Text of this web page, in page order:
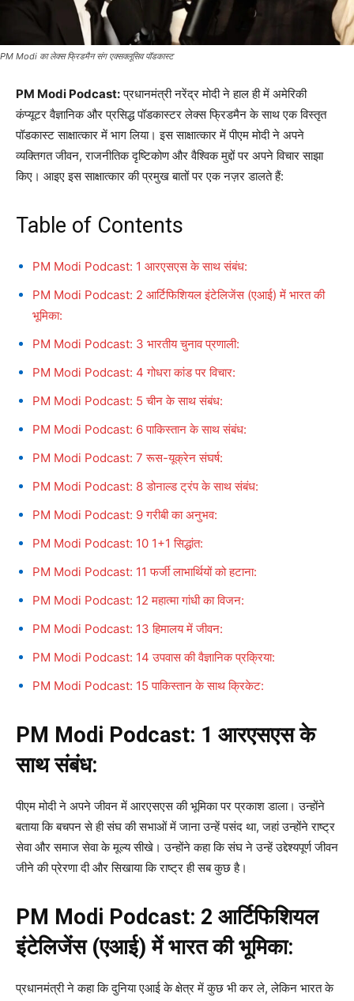
PM Modi का लेक्स फ्रिडमैन संग एक्सक्लूसिव पॉडकास्ट
PM Modi Podcast:प्रधानमंत्री नरेंद्र मोदी ने हाल ही में अमेरिकी
कंप्यूटर वैज्ञानिक और प्रसिद्ध पॉडकास्टर लेक्स फ्रिडमैन के साथ एक विस्तृत
पॉडकास्ट साक्षात्कार में भाग लिया। इस साक्षात्कार में पीएम मोदी ने अपने
व्यक्तिगत जीवन, राजनीतिक दृष्टिकोण और वैश्विक मुद्दों पर अपने विचार साझा
किए। आइए इस साक्षात्कार की प्रमुख बातों पर एक नज़र डालते हैं:
Table of Contents
PM Modi Podcast: 1 आरएसएस के साथ संबंध:
PM Modi Podcast: 2 आर्टिफिशियल इंटेलिजेंस (एआई) में भारत की
भूमिका:
PM Modi Podcast: 3 भारतीय चुनाव प्रणाली:
PM Modi Podcast: 4 गोधरा कांड पर विचार:
PM Modi Podcast: 5 चीन के साथ संबंध:
PM Modi Podcast: 6 पाकिस्तान के साथ संबंध:
PM Modi Podcast: 7 रूस-यूक्रेन संघर्ष:
PM Modi Podcast: 8 डोनाल्ड ट्रंप के साथ संबंध:
PM Modi Podcast: 9 गरीबी का अनुभव:
PM Modi Podcast: 10 1+1 सिद्धांत:
PM Modi Podcast: 11 फर्जी लाभार्थियों को हटाना:
PM Modi Podcast: 12 महात्मा गांधी का विजन:
PM Modi Podcast: 13 हिमालय में जीवन:
PM Modi Podcast: 14 उपवास की वैज्ञानिक प्रक्रिया:
PM Modi Podcast: 15 पाकिस्तान के साथ क्रिकेट:
PM Modi Podcast: 1 आरएसएस के
साथ संबंध:
पीएम मोदी ने अपने जीवन में आरएसएस की भूमिका पर प्रकाश डाला। उन्होंने
बताया कि बचपन से ही संघ की सभाओं में जाना उन्हें पसंद था, जहां उन्होंने राष्ट्र
सेवा और समाज सेवा के मूल्य सीखे। उन्होंने कहा कि संघ ने उन्हें उद्देश्यपूर्ण जीवन
जीने की प्रेरणा दी और सिखाया कि राष्ट्र ही सब कुछ है।
PM Modi Podcast: 2 आर्टिफिशियल
इंटेलिजेंस (एआई) में भारत की भूमिका:
प्रधानमंत्री ने कहा कि दुनिया एआई के क्षेत्र में कुछ भी कर ले, लेकिन भारत के